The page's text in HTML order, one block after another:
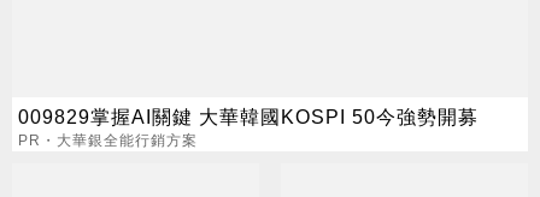
009829掌握AI關鍵 大華韓國KOSPI 50今強勢開募
PR・大華銀全能行銷方案